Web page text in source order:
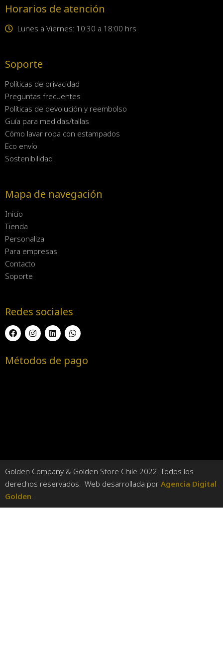
Horarios de atención
Lunes a Viernes: 10:30 a 18:00 hrs
Soporte
Políticas de privacidad
Preguntas frecuentes
Políticas de devolución y reembolso
Guía para medidas/tallas
Cómo lavar ropa con estampados
Eco envío
Sostenibilidad
Mapa de navegación
Inicio
Tienda
Personaliza
Para empresas
Contacto
Soporte
Redes sociales
Métodos de pago
Golden Company & Golden Store Chile 2022. Todos los
derechos reservados. Web desarrollada por Agencia Digital
Golden